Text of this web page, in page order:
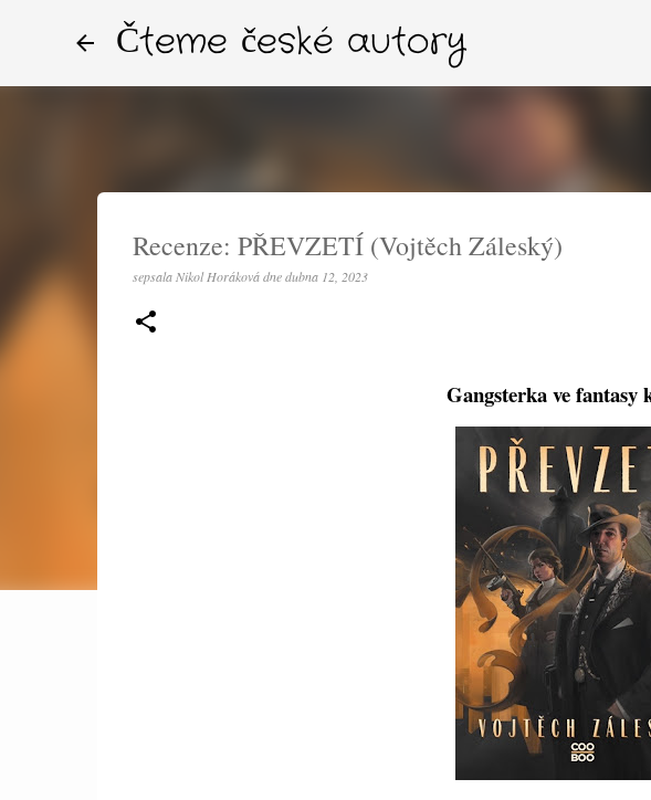
Čteme české autory
Recenze: PŘEVZETÍ (Vojtěch Záleský)
sepsala Nikol Horáková dnedubna 12, 2023
Gangsterka ve fantasy